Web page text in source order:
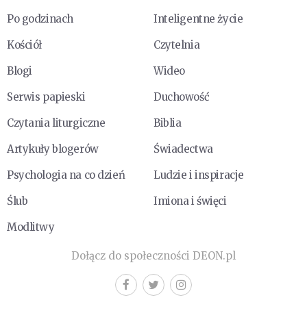
Po godzinach
Inteligentne życie
Kościół
Czytelnia
Blogi
Wideo
Serwis papieski
Duchowość
Czytania liturgiczne
Biblia
Artykuły blogerów
Świadectwa
Psychologia na co dzień
Ludzie i inspiracje
Ślub
Imiona i święci
Modlitwy
Dołącz do społeczności DEON.pl